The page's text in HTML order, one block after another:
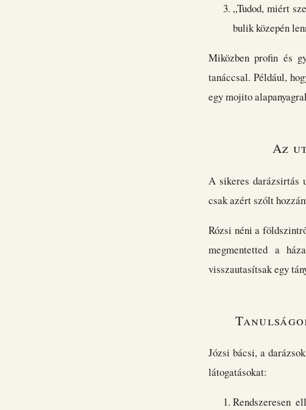
„Tudod, miért
bulik közepén
Miközben profin és
tanáccsal. Például,
egy mojito
Az
A sikeres darázsirtás
csak azért szólt
Rózsi néni a
megmentetted a
visszautasítsak egy
Józsi bácsi, a
látogatásokat:
Rendszeresen